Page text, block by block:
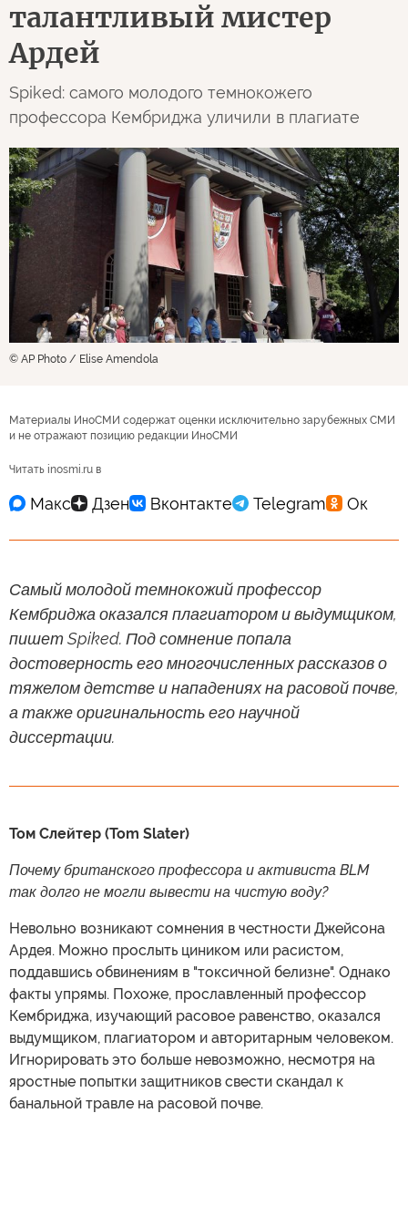
талантливый мистер
Ардей
Spiked: самого молодого темнокожего
профессора Кембриджа уличили в плагиате
© AP Photo / Elise Amendola
Материалы ИноСМИ содержат оценки исключительно зарубежных СМИ
и не отражают позицию редакции ИноСМИ
Читать inosmi.ru в
Самый молодой темнокожий профессор
Кембриджа оказался плагиатором и выдумщиком,
пишет Spiked. Под сомнение попала
достоверность его многочисленных рассказов о
тяжелом детстве и нападениях на расовой почве,
а также оригинальность его научной
диссертации.
Том Слейтер (Tom Slater)
Почему британского профессора и активиста BLM
так долго не могли вывести на чистую воду?
Невольно возникают сомнения в честности Джейсона
Ардея. Можно прослыть циником или расистом,
поддавшись обвинениям в "токсичной белизне". Однако
факты упрямы. Похоже, прославленный профессор
Кембриджа, изучающий расовое равенство, оказался
выдумщиком, плагиатором и авторитарным человеком.
Игнорировать это больше невозможно, несмотря на
яростные попытки защитников свести скандал к
банальной травле на расовой почве.